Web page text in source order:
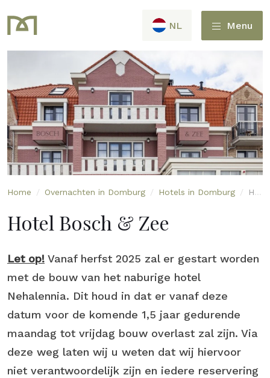
Menu
NL
Home / Overnachten in Domburg / Hotels in Domburg / Hotel Bosch & Zee
Hotel Bosch & Zee
Let op! Vanaf herfst 2025 zal er gestart worden
met de bouw van het naburige hotel
Nehalennia. Dit houd in dat er vanaf deze
datum voor de komende 1,5 jaar gedurende
maandag tot vrijdag bouw overlast zal zijn. Via
deze weg laten wij u weten dat wij hiervoor
niet verantwoordelijk zijn en iedere reservering